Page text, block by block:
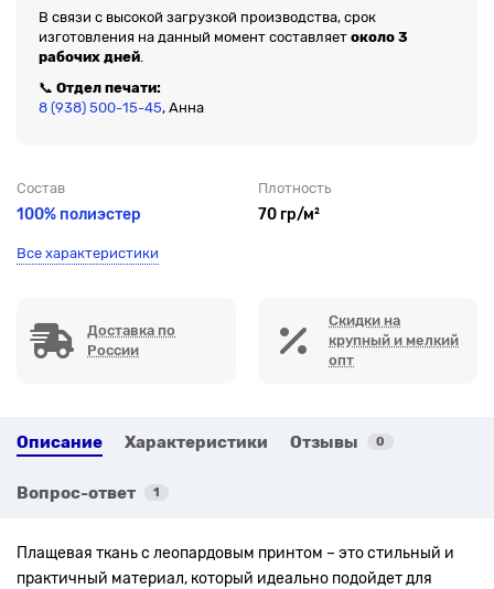
В связи с высокой загрузкой производства, срок
изготовления на данный момент составляет около 3
рабочих дней
📞 Отдел печати:
8 (938) 500-15-45, Анна
Состав
100% полиэстер
Плотность
70 гр/м²
Все характеристики
Доставка по
России
Скидки на
крупный и мелкий
опт
Описание Характеристики Отзывы 0
Вопрос-ответ 1
Плащевая ткань с леопардовым принтом – это стильный и
практичный материал, который идеально подойдет для